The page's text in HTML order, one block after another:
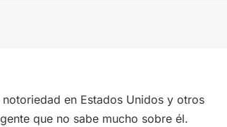
en Estados Unidos y otros
que no sabe mucho sobre él.